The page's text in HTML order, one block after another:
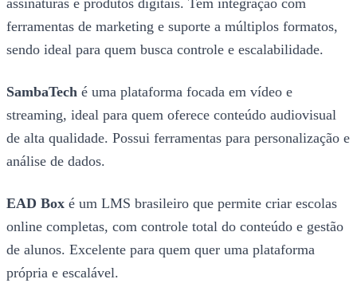
assinaturas e produtos digitais. Tem integração com
ferramentas de marketing e suporte a múltiplos formatos,
sendo ideal para quem busca controle e escalabilidade.
SambaTech é uma plataforma focada em vídeo e
streaming, ideal para quem oferece conteúdo audiovisual
de alta qualidade. Possui ferramentas para personalização e
análise de dados.
EAD Box é um LMS brasileiro que permite criar escolas
online completas, com controle total do conteúdo e gestão
de alunos. Excelente para quem quer uma plataforma
própria e escalável.